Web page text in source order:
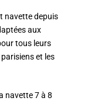
navette depuis
aux
tous leurs
et les
navette 7 à 8